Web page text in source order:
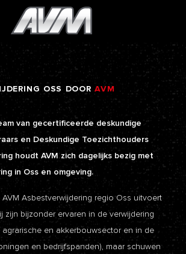
OSS DOOR AVM
van gecertificeerde deskundige
en Deskundige Toezichthouders
houdt AVM zich dagelijks bezig met
in Oss en omgeving.
Asbestverwijdering regio Oss uitvoert
zijn bijzonder ervaren in de verwijdering
en akkerbouwsector en in de
en bedrijfspanden), maar schuwen